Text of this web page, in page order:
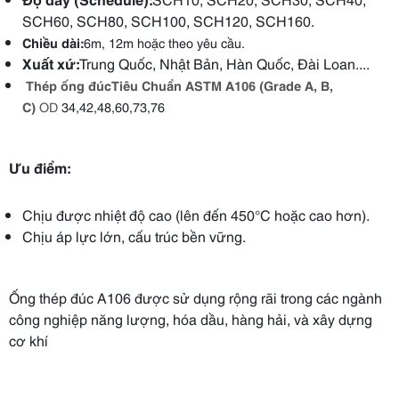
SCH60, SCH80, SCH100, SCH120, SCH160.
Chiều dài:6m, 12m hoặctheo yêu cầu.
Xuất xứ:Trung Quốc, Nhật Bản, Hàn Quốc, Đài Loan....
Thép ống đúcTiêu Chuẩn ASTM A106 (Grade A, B,
C)OD34,42,48,60,73,76
Ưu điểm:
Chịu được nhiệt độ cao (lên đến 450°C hoặc cao hơn).
Chịu áp lực lớn, cấu trúc bền vững.
Ống thép đúc A106 được sử dụng rộng rãi trong các ngành
công nghiệp năng lượng, hóa dầu, hàng hải, và xây dựng
cơ khí